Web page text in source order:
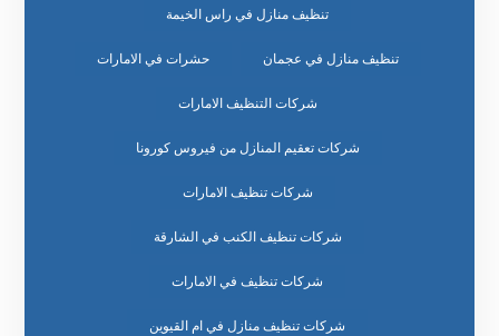
تنظيف منازل في راس الخيمة
تنظيف منازل في عجمان حشرات في الامارات
شركات التنظيف الامارات
شركات تعقيم المنازل من فيروس كورونا
شركات تنظيف الامارات
شركات تنظيف الكنب في الشارقة
شركات تنظيف في الامارات
شركات تنظيف منازل في ام القيوين